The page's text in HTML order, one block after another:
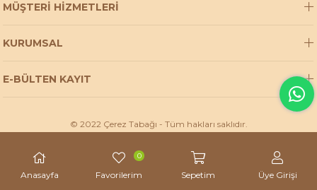
MÜŞTERİ HİZMETLERİ
KURUMSAL
E-BÜLTEN KAYIT
© 2022 Çerez Tabağı - Tüm hakları saklıdır.
Anasayfa Favorilerim
0
Sepetim Üye Girişi